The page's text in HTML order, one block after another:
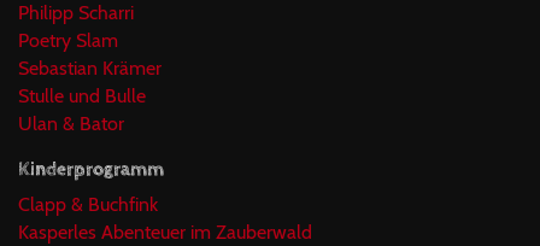
Philipp Scharri
Poetry Slam
Sebastian Krämer
Stulle und Bulle
Ulan & Bator
Kinderprogramm
Clapp & Buchfink
Kasperles Abenteuer im Zauberwald